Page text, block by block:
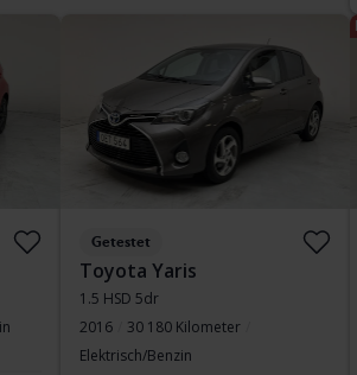
Getestet
Toyota Yaris
1.5 HSD 5dr
2016
30 180 Kilometer
Elektrisch/Benzin